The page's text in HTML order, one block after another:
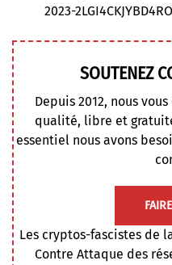
2023-
SOUTENEZ
Depuis 2012, nous
qualité, libre et
essentiel nous avons
Les cryptos-fascistes de
Contre Attaque des